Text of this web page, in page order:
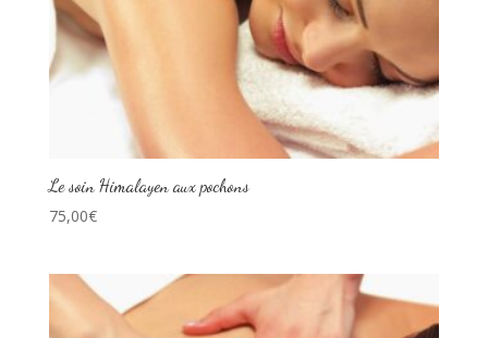
Le soin Himalayen aux pochons
75,00€